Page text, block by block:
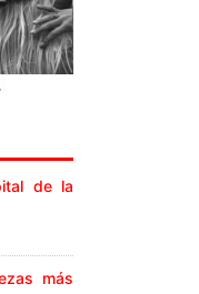
de la
más